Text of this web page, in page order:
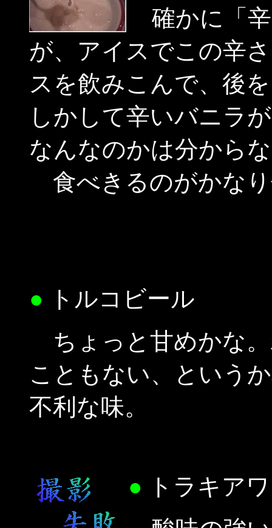
確かに「
が、アイスでこの辛
スを飲みこんで、後
しかして辛いバニラ
なんなのかは分から
食べきるのがかな
● トルコビール
ちょっと甘めかな
こともない、という
不利な味。
● トラキア